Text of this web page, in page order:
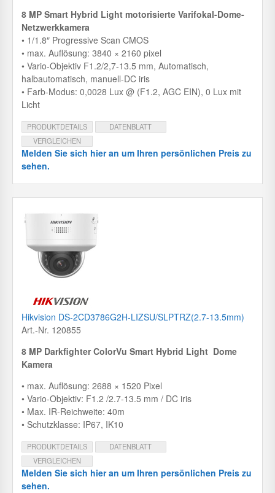
8 MP Smart Hybrid Light motorisierte Varifokal-Dome-
Netzwerkkamera
• 1/1.8″ Progressive Scan CMOS
• max. Auflösung: 3840 × 2160 pixel
• Vario-Objektiv F1.2/2,7-13.5 mm, Automatisch,
halbautomatisch, manuell-DC iris
• Farb-Modus: 0,0028 Lux @ (F1.2, AGC EIN), 0 Lux mit
Licht
PRODUKTDETAILS
DATENBLATT
VERGLEICHEN
Melden Sie sich hier an um Ihren persönlichen Preis zu
sehen.
Hikvision DS-2CD3786G2H-LIZSU/SLPTRZ(2.7-13.5mm)
Art.-Nr. 120855
8 MP Darkfighter ColorVu Smart Hybrid Light Dome
Kamera
• max. Auflösung: 2688 × 1520 Pixel
• Vario-Objektiv: F1.2 /2.7-13.5 mm / DC iris
• Max. IR-Reichweite: 40m
• Schutzklasse: IP67, IK10
PRODUKTDETAILS
DATENBLATT
VERGLEICHEN
Melden Sie sich hier an um Ihren persönlichen Preis zu
sehen.